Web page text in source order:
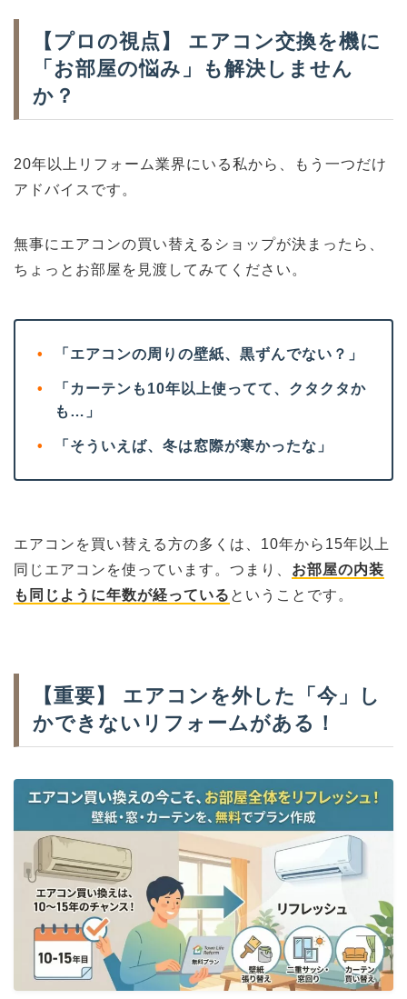
【プロの視点】 エアコン交換を機に
「お部屋の悩み」も解決しません
か？
20年以上リフォーム業界にいる私から、もう一つだけ
アドバイスです。
無事にエアコンの買い替えるショップが決まったら、
ちょっとお部屋を見渡してみてください。
• 「エアコンの周りの壁紙、黒ずんでない？」
•
「カーテンも10年以上使ってて、クタクタか
も…」
• 「そういえば、冬は窓際が寒かったな」
エアコンを買い替える方の多くは、10年から15年以上
同じエアコンを使っています。つまり、 お部屋の内装
も同じように年数が経っている ということです。
【重要】 エアコンを外した「今」し
かできないリフォームがある！